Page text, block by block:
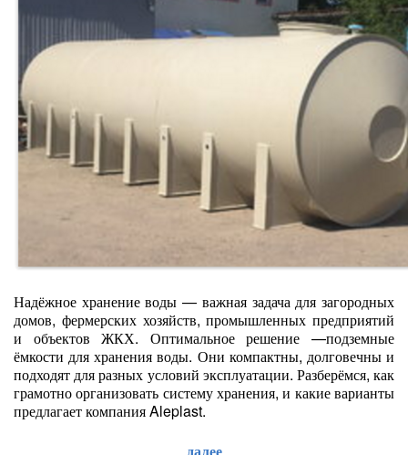
Надёжное хранение воды — важная задача для загородных
домов, фермерских хозяйств, промышленных предприятий
и объектов ЖКХ. Оптимальное решение —подземные
ёмкости для хранения воды. Они компактны, долговечны и
подходят для разных условий эксплуатации. Разберёмся, как
грамотно организовать систему хранения, и какие варианты
предлагает компания Aleplast.